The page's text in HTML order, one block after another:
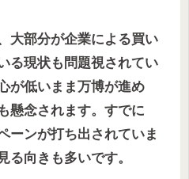
大部分が企業による買い
る現状も問題視されてい
が低いまま万博が進め
懸念されます。すでに
ーンが打ち出されていま
る向きも多いです。